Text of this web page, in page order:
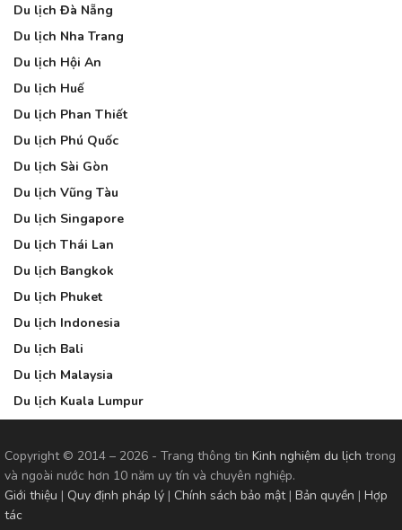
Du lịch Đà Nẵng
Du lịch Nha Trang
Du lịch Hội An
Du lịch Huế
Du lịch Phan Thiết
Du lịch Phú Quốc
Du lịch Sài Gòn
Du lịch Vũng Tàu
Du lịch Singapore
Du lịch Thái Lan
Du lịch Bangkok
Du lịch Phuket
Du lịch Indonesia
Du lịch Bali
Du lịch Malaysia
Du lịch Kuala Lumpur
Copyright © 2014 – 2026 - Trang thông tin Kinh nghiệm du lịch trong
và ngoài nước hơn 10 năm uy tín và chuyên nghiệp.
Giới thiệu | Quy định pháp lý | Chính sách bảo mật| Bản quyền | Hợp
tác